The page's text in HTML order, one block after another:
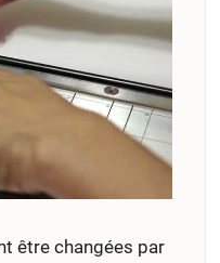
être changées par